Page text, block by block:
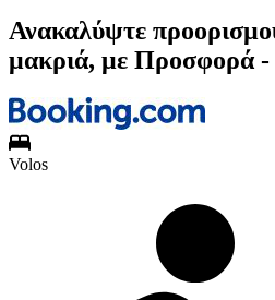
Ανακαλύψτε
μακριά, με Προσφορά -
Volos